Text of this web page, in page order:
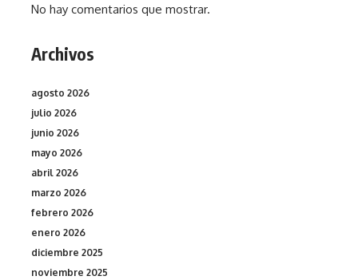
No hay comentarios que mostrar.
Archivos
agosto 2026
julio 2026
junio 2026
mayo 2026
abril 2026
marzo 2026
febrero 2026
enero 2026
diciembre 2025
noviembre 2025